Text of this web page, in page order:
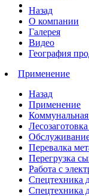
Назад
О компании
Галерея
Видео
География
Применение
Назад
Применение
Коммунальная
Перевалка
Перегрузка
Работа с
Спецтехника
Спецтехника